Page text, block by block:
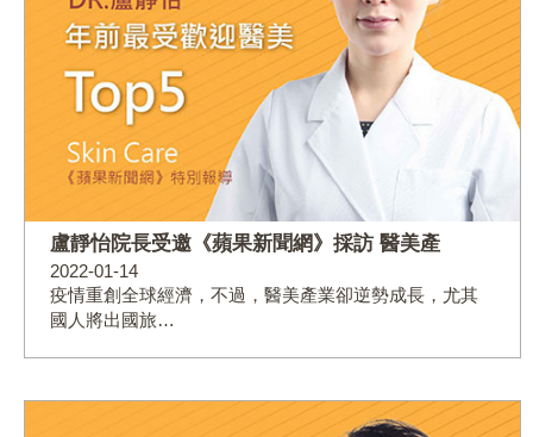
盧靜怡院長受邀《蘋果新聞網》採訪 醫美產
2022-01-14
疫情重創全球經濟，不過，醫美產業卻逆勢成長，尤其
國人將出國旅…